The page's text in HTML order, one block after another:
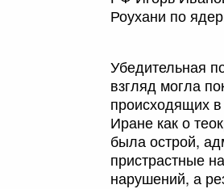
Роухани по
Убедительная
взгляд могла
происходящих
Иране как о
была острой,
пристрастные
нарушений, а